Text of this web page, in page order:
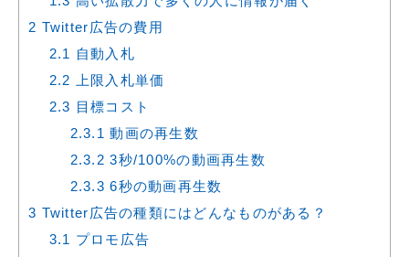
2 Twitter広告の費用
2.1 自動入札
2.2 上限入札単価
2.3 目標コスト
2.3.1 動画の再生数
2.3.2 3秒/100%の動画再生数
2.3.3 6秒の動画再生数
3 Twitter広告の種類にはどんなものがある？
3.1 プロモ広告